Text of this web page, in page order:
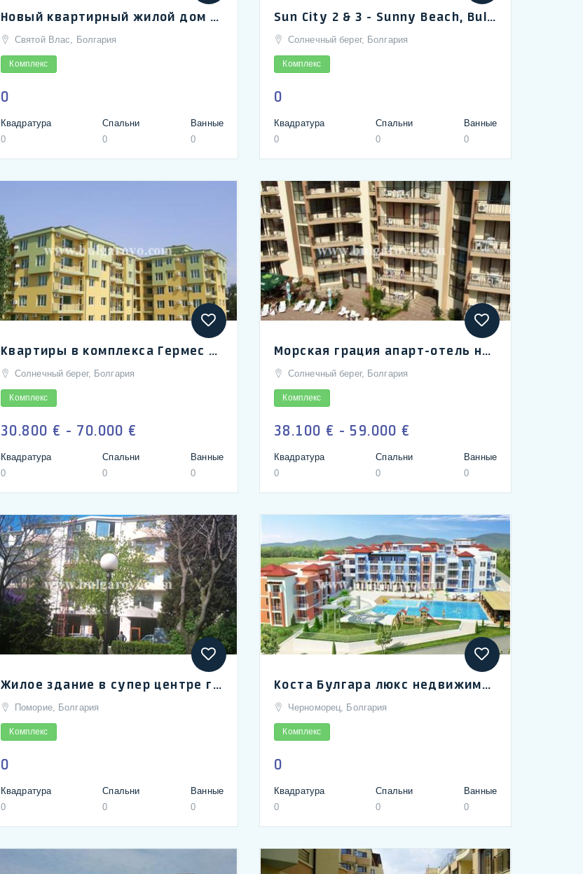
Новый квартирный жилой дом в сердце Святого Власа в пешеходной доступ от пляжа и яхтенный пристань
Святой Влас, Болгария
Комплекс
0
Квадратура
0
Спальни
0
Ванные
0
Sun City 2 & 3 - Sunny Beach, Bulgaria_ru
Солнечный берег, Болгария
Комплекс
0
Квадратура
0
Спальни
0
Ванные
0
Квартиры в комплекса Гермес на Солнечном берегу в Болгарии в 250 м от моря | Apartments for sale in Sunny Beach, Bulgaria, complex Hermes
Солнечный берег, Болгария
Комплекс
30.800 € - 70.000 €
Квадратура
0
Спальни
0
Ванные
0
Морская грация апарт-отель на Солнечный берег, недвижимость от застройщика по низким ценам | Sea Grace hotel-apart in biggest Bulgarian summer resort of Sunny Beach, excellent properties in Bulgaria
Солнечный берег, Болгария
Комплекс
38.100 € - 59.000 €
Квадратура
0
Спальни
0
Ванные
0
Жилое здание в супер центре города Помория | Residential development in top centre of Pomorie town
Поморие, Болгария
Комплекс
0
Квадратура
0
Спальни
0
Ванные
0
Коста Булгара люкс недвижимость в Болгарии, царский пляж, Черноморец, Созополь | Costa Bulgara, Chernomorets, Sozopol 5 star development
Черноморец, Болгария
Комплекс
0
Квадратура
0
Спальни
0
Ванные
0